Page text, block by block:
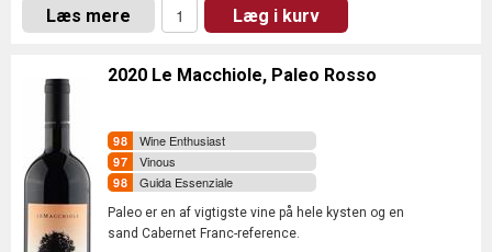
Læs mere Læg i kurv
2020 Le Macchiole, Paleo Rosso
Wine Enthusiast
Vinous
Guida Essenziale
Paleo er en af vigtigste vine på hele kysten og en
sand Cabernet Franc-reference.